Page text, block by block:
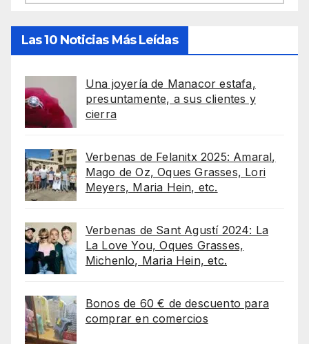
Las 10 Noticias Más Leídas
Una joyería de Manacor estafa,
presuntamente, a sus clientes y
cierra
Verbenas de Felanitx 2025: Amaral,
Mago de Oz, Oques Grasses, Lori
Meyers, Maria Hein, etc.
Verbenas de Sant Agustí 2024: La
La Love You, Oques Grasses,
Michenlo, Maria Hein, etc.
Bonos de 60 € de descuento para
comprar en comercios